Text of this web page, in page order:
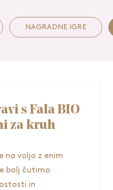
NAGRADNE IGRE
s Fala BIO
za kruh
na voljo z enim
bolj čutimo
in